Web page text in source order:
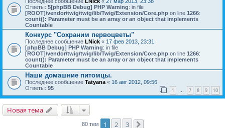
Ответы: 5[phpBB Debug] PHP Warning: in file
[ROOT]/vendor/twig/twig/lib/Twig/Extension/Core.php on line 1266:
count(): Parameter must be an array or an object that implements
Countable
Конкурс "Сохраним первоцветы"
Последнее сообщение LNick « 17 фев 2013, 23:31
[phpBB Debug] PHP Warning: in file
[ROOT]/vendor/twig/twig/lib/Twig/Extension/Core.php on line 1266:
count(): Parameter must be an array or an object that implements
Countable
Наши домашние питомцы.
Последнее сообщение Tatyana « 16 авг 2012, 09:56
Ответы: 95 1 … 7 8 9 10
Новая тема
80 тем 1 2 3